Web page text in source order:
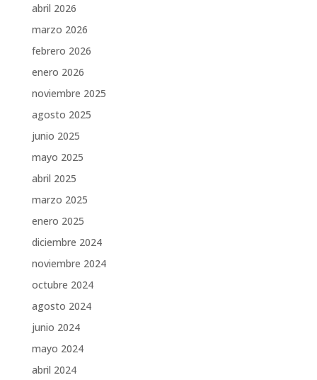
abril 2026
marzo 2026
febrero 2026
enero 2026
noviembre 2025
agosto 2025
junio 2025
mayo 2025
abril 2025
marzo 2025
enero 2025
diciembre 2024
noviembre 2024
octubre 2024
agosto 2024
junio 2024
mayo 2024
abril 2024